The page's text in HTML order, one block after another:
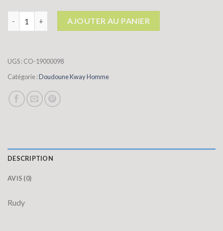
quantité de doudoune kway homme
AJOUTER AU PANIER
UGS :CO-19000098
Catégorie :Doudoune Kway Homme
DESCRIPTION
AVIS (0)
Rudy